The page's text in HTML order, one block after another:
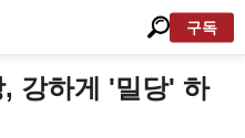
구독
강하게 '밀당' 하